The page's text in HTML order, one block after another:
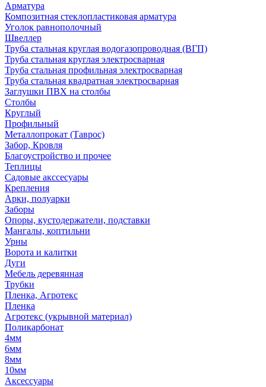
Арматура
Композитная стеклопластиковая арматура
Уголок равнополочный
Швеллер
Труба стальная круглая водогазопроводная (ВГП)
Труба стальная круглая электросварная
Труба стальная профильная электросварная
Труба стальная квадратная электросварная
Заглушки ПВХ на столбы
Столбы
Круглый
Профильный
Металлопрокат (Таврос)
Забор, Кровля
Благоустройство и прочее
Теплицы
Садовые акссесуары
Крепления
Арки, полуарки
Заборы
Опоры, кустодержатели, подставки
Мангалы, коптильни
Урны
Ворота и калитки
Дуги
Мебель деревянная
Трубки
Пленка, Агротекс
Пленка
Агротекс (укрывной материал)
Поликарбонат
4мм
6мм
8мм
10мм
Аксессуары